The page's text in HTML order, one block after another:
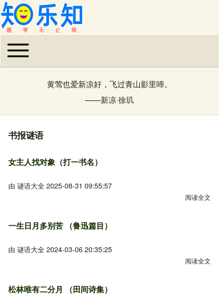
主导航
Toggle main menu
黄莺也爱新凉好，飞过青山影里啼。
——新凉·徐玑
书报谜语
女主人找对象（打一书名）
由 谜语大全2025-08-31 09:55:57
阅读全文
一生日月多别苦 （鲁迅篇目）
由 谜语大全2024-03-06 20:35:25
阅读全文
松林唯有二分月 （田间诗集）